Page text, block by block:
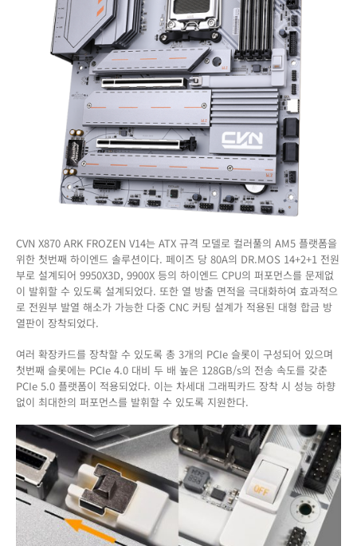
ARK
FROZEN
V14
출
시
CVN X870 ARK FROZEN V14는 ATX 규격 모델로 컬러풀의 AM5 플랫폼을
위한 첫번째 하이엔드 솔루션이다. 페이즈 당 80A의 DR.MOS 14+2+1 전원
부로 설계되어 9950X3D, 9900X 등의 하이엔드 CPU의 퍼포먼스를 문제없
이 발휘할 수 있도록 설계되었다. 또한 열 방출 면적을 극대화하여 효과적으
로 전원부 발열 해소가 가능한 다중 CNC 커팅 설계가 적용된 대형 합금 방
열판이 장착되었다.
여러 확장카드를 장착할 수 있도록 총 3개의 PCIe 슬롯이 구성되어 있으며
첫번째 슬롯에는 PCIe 4.0 대비 두 배 높은 128GB/s의 전송 속도를 갖춘
PCIe 5.0 플랫폼이 적용되었다. 이는 차세대 그래픽카드 장착 시 성능 하향
없이 최대한의 퍼포먼스를 발휘할 수 있도록 지원한다.